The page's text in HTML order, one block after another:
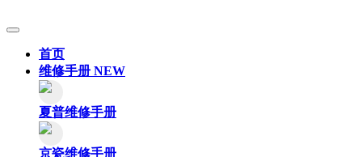
首页
维修手册 NEW
夏普维修手册
京瓷维修手册